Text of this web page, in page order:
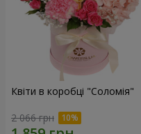
Квіти в коробці "Соломія"
2 066 грн